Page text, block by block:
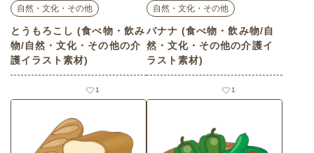
自然・文化・その他
とうもろこし (食べ物・飲み
物/自然・文化・その他の介
護イラスト素材)
1
自然・文化・その他
バナナ (食べ物・飲み物/自
然・文化・その他の介護イ
ラスト素材)
1